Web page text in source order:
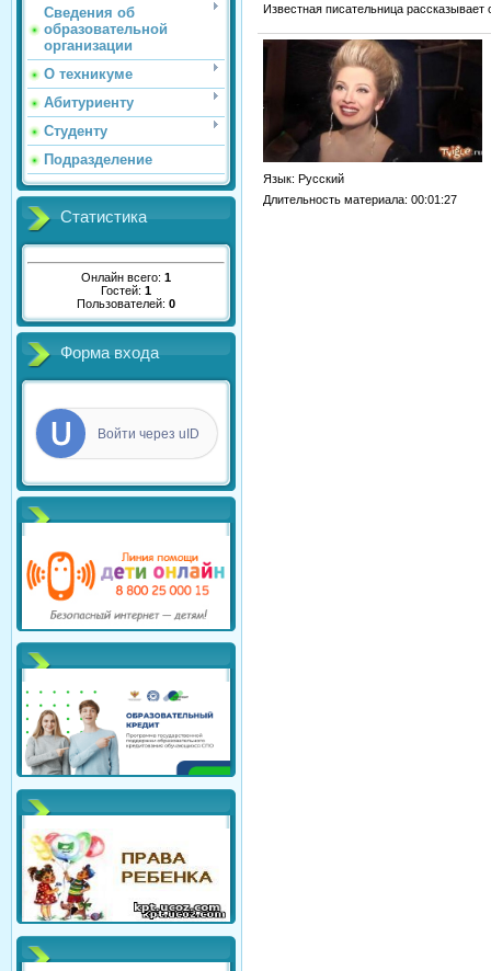
Сведения об
образовательной
организации
О техникуме
Абитуриенту
Студенту
Подразделение
Статистика
Онлайн всего: 1
Гостей: 1
Пользователей: 0
Форма входа
Войти через uID
Известная писательница
Язык: Русский
Длительность материала: 00:01:27